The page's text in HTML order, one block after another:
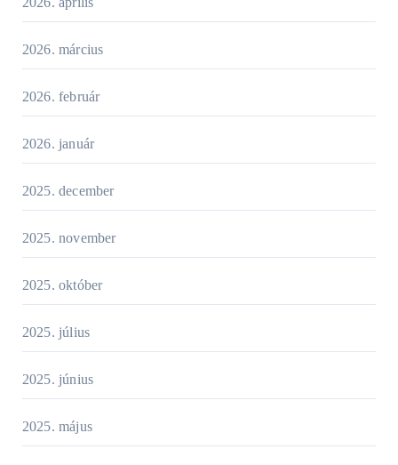
2026. március
2026. február
2026. január
2025. december
2025. november
2025. október
2025. július
2025. június
2025. május